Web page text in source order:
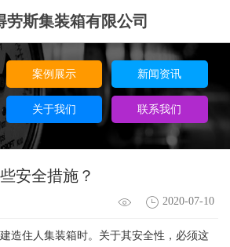
劳斯集装箱有限公司
案例展示 新闻资讯
关于我们 联系我们
安全措施？
2020-07-10
造住人集装箱时。关于其安全性，必须这